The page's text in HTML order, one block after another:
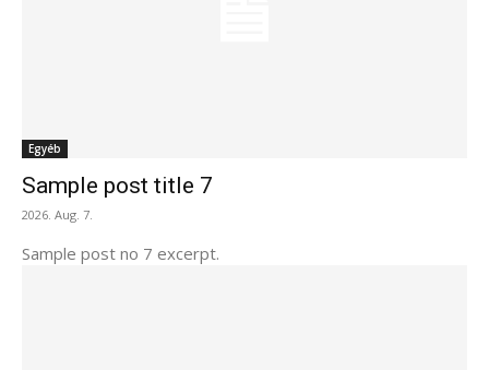
Egyéb
Sample post title 7
2026. Aug. 7.
Sample post no 7 excerpt.